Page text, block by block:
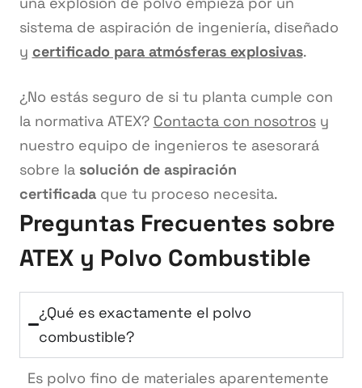
sistema de aspiración de ingeniería, diseñado
y certificado para atmósferas explosivas.
¿No estás seguro de si tu planta cumple con
la normativa ATEX? Contacta con nosotrosy
nuestro equipo de ingenieros te asesorará
sobre la solución de aspiración
certificadaque tu proceso necesita.
Preguntas Frecuentes sobre
ATEX y Polvo Combustible
¿Qué es exactamente el polvo
combustible?
Es polvo fino de materiales aparentemente